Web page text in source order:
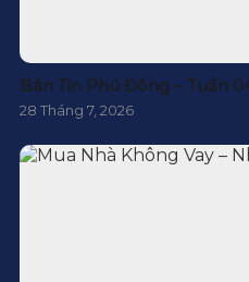
Bản Tin Phú Đông – Tuần
28 Tháng 7, 2026